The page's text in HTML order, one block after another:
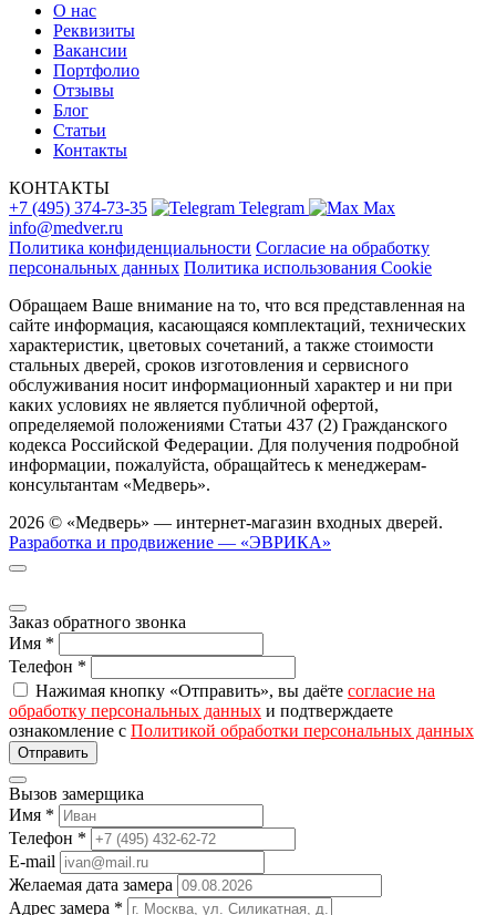
О нас
Реквизиты
Вакансии
Портфолио
Отзывы
Блог
Статьи
Контакты
КОНТАКТЫ
+7 (495) 374-73-35
Telegram
Max
info@medver.ru
Политика конфиденциальности Согласие на обработку
персональных данных Политика использования Cookie
Обращаем Ваше внимание на то, что вся представленная на
сайте информация, касающаяся комплектаций, технических
характеристик, цветовых сочетаний, а также стоимости
стальных дверей, сроков изготовления и сервисного
обслуживания носит информационный характер и ни при
каких условиях не является публичной офертой,
определяемой положениями Статьи 437 (2) Гражданского
кодекса Российской Федерации. Для получения подробной
информации, пожалуйста, обращайтесь к менеджерам-
консультантам «Медверь».
2026 © «Медверь» — интернет-магазин входных дверей.
Разработка и продвижение — «ЭВРИКА»
Заказ обратного звонка
Имя *
Телефон *
Нажимая кнопку «Отправить», вы даёте согласие на
обработку персональных данных и подтверждаете
ознакомление с Политикой обработки персональных данных
Вызов замерщика
Имя *
Телефон *
E-mail
Желаемая дата замера
Адрес замера *